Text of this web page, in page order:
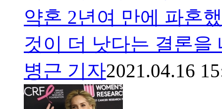
약혼 2년여 만에 파혼
것이 더 낫다는 결론
병근 기자2021.04.16